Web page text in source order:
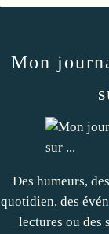
Mon
Des humeurs,
quotidien, des
lectures ou des